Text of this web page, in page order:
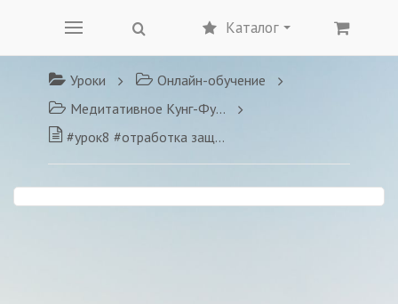
Каталог
Уроки
Онлайн-обучение
Медитативное Кунг-Фу для жизни
#урок8 #отработка защит #нож